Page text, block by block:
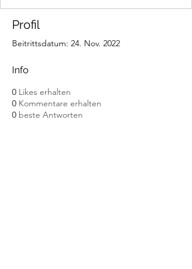
Profil
Beitrittsdatum: 24. Nov. 2022
Info
0 Likes erhalten
0 Kommentare erhalten
0 beste Antworten